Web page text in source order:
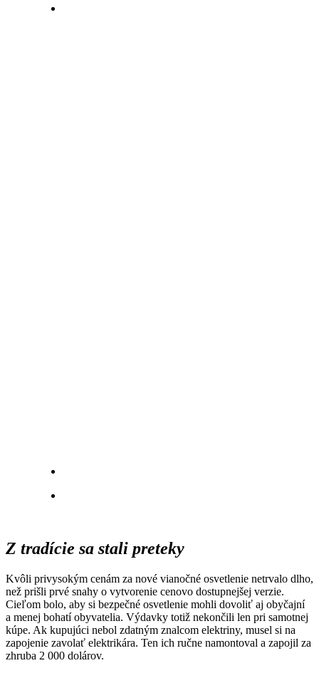
Z tradície sa stali preteky
Kvôli privysokým cenám za nové vianočné osvetlenie netrvalo dlho,
než prišli prvé snahy o vytvorenie cenovo dostupnejšej verzie.
Cieľom bolo, aby si bezpečné osvetlenie mohli dovoliť aj obyčajní
a menej bohatí obyvatelia. Výdavky totiž nekončili len pri samotnej
kúpe. Ak kupujúci nebol zdatným znalcom elektriny, musel si na
zapojenie zavolať elektrikára. Ten ich ručne namontoval a zapojil za
zhruba 2 000 dolárov.